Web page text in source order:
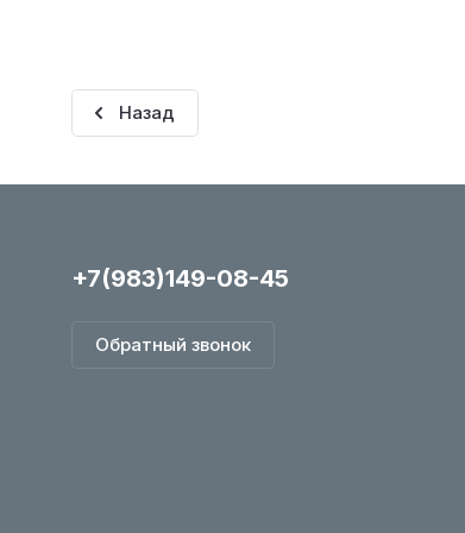
Назад
+7(983)149-08-45
Обратный звонок